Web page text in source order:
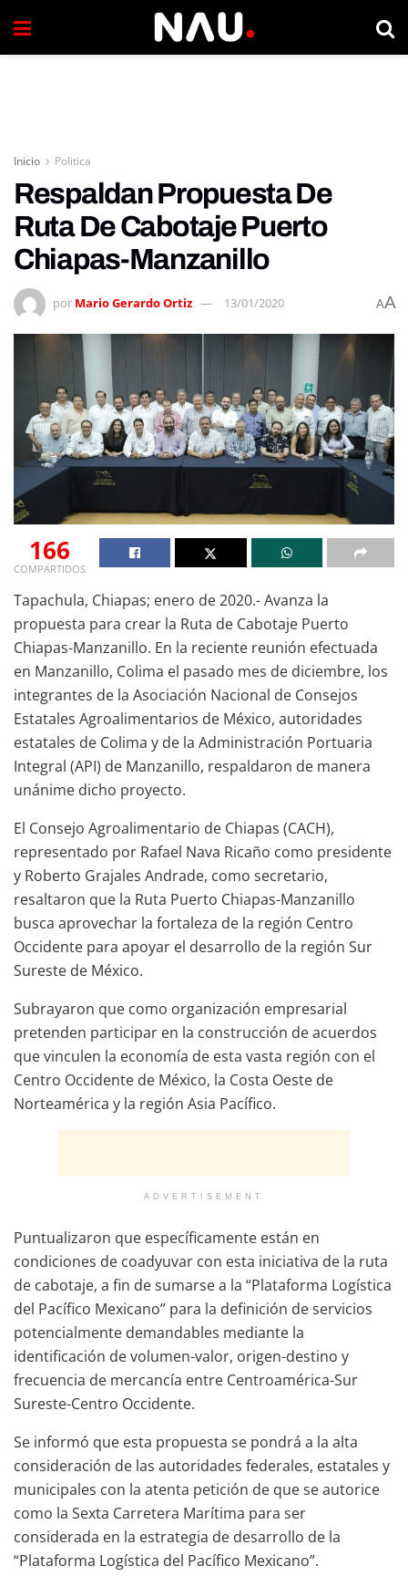
Inicio Politica
Respaldan Propuesta De
Ruta De Cabotaje Puerto
Chiapas-Manzanillo
por Mario Gerardo Ortiz 13/01/2020 AA
166
COMPARTIDOS
Tapachula, Chiapas; enero de 2020.- Avanza la
propuesta para crear la Ruta de Cabotaje Puerto
Chiapas-Manzanillo. En la reciente reunión efectuada
en Manzanillo, Colima el pasado mes de diciembre, los
integrantes de la Asociación Nacional de Consejos
Estatales Agroalimentarios de México, autoridades
estatales de Colima y de la Administración Portuaria
Integral (API) de Manzanillo, respaldaron de manera
unánime dicho proyecto.
El Consejo Agroalimentario de Chiapas (CACH),
representado por Rafael Nava Ricaño como presidente
y Roberto Grajales Andrade, como secretario,
resaltaron que la Ruta Puerto Chiapas-Manzanillo
busca aprovechar la fortaleza de la región Centro
Occidente para apoyar el desarrollo de la región Sur
Sureste de México.
Subrayaron que como organización empresarial
pretenden participar en la construcción de acuerdos
que vinculen la economía de esta vasta región con el
Centro Occidente de México, la Costa Oeste de
Norteamérica y la región Asia Pacífico.
ADVERTISEMENT
Puntualizaron que específicamente están en
condiciones de coadyuvar con esta iniciativa de la ruta
de cabotaje, a fin de sumarse a la “Plataforma Logística
del Pacífico Mexicano” para la definición de servicios
potencialmente demandables mediante la
identificación de volumen-valor, origen-destino y
frecuencia de mercancía entre Centroamérica-Sur
Sureste-Centro Occidente.
Se informó que esta propuesta se pondrá a la alta
consideración de las autoridades federales, estatales y
municipales con la atenta petición de que se autorice
como la Sexta Carretera Marítima para ser
considerada en la estrategia de desarrollo de la
“Plataforma Logística del Pacífico Mexicano”.